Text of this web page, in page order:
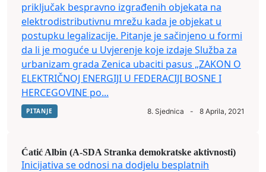
priključak bespravno izgrađenih objekata na
elektrodistributivnu mrežu kada je objekat u
postupku legalizacije. Pitanje je sačinjeno u formi
da li je moguće u Uvjerenje koje izdaje Služba za
urbanizam grada Zenica ubaciti pasus „ZAKON O
ELEKTRIČNOJ ENERGIJI U FEDERACIJI BOSNE I
HERCEGOVINE po...
PITANJE 8. Sjednica - 8 Aprila, 2021
Ćatić Albin (A-SDA Stranka demokratske aktivnosti)
Inicijativa se odnosi na dodjelu besplatnih